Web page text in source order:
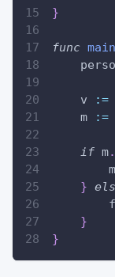
}
func main
    v
:=
    m
:=
if m.
        m
}
}
}